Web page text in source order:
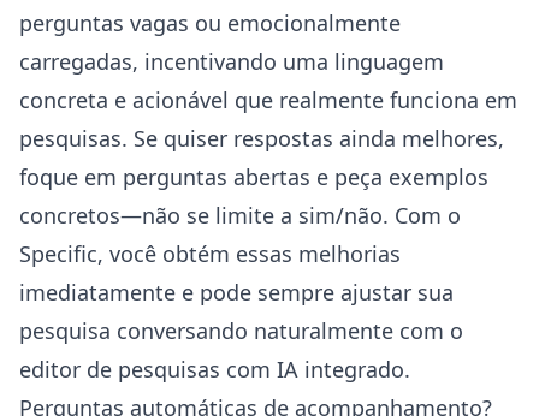
perguntas vagas ou emocionalmente
carregadas, incentivando uma linguagem
concreta e acionável que realmente funciona em
pesquisas. Se quiser respostas ainda melhores,
foque em perguntas abertas e peça exemplos
concretos—não se limite a sim/não. Com o
Specific, você obtém essas melhorias
imediatamente e pode sempre ajustar sua
pesquisa conversando naturalmente com o
editor de pesquisas com IA integrado.
Perguntas automáticas de acompanhamento?